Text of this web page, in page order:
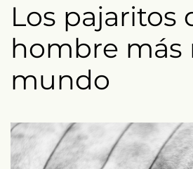
Los pajaritos
hombre más
mundo